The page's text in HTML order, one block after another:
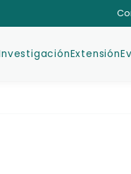
Extensión